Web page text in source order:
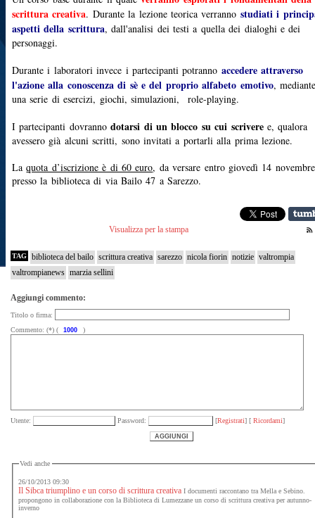
scrittura creativa. Durante la lezione teorica verranno studiati i
aspetti della scrittura, dall'analisi dei testi a quella dei dialoghi e dei
personaggi.
Durante i laboratori invece i partecipanti potranno accedere attraverso
l'azione alla conoscenza di sè e del proprio alfabeto emotivo,
una serie di esercizi, giochi, simulazioni, role-playing.
I partecipanti dovrannodotarsi di un blocco su cui scriveree, qualora
avessero già alcuni scritti, sono invitati a portarli alla prima lezione.
Laquota d’iscrizione è di 60 euro, da versare entro giovedì 14 novembre
presso la biblioteca di via Bailo 47 a Sarezzo.
Visualizza per la stampa
TAG biblioteca del bailo scrittura creativa sarezzo nicola fiorin notizie valtrompia
valtrompianews marzia sellini
Aggiungi commento:
Titolo o firma:
Commento: (*) (
)
Utente: Password: [Registrati] [ Ricordami]
Vedi anche
26/10/2013 09:30
Il Sibca triumplino e un corso di scrittura creativa I documenti raccontano tra Mella e Sebino.
propongono in collaborazione con la Biblioteca di Lumezzane un corso di scrittura creativa per autunno-
inverno